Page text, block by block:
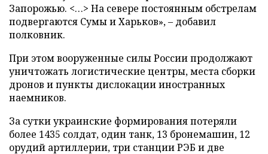
Запорожью. <…> На севере постоянным обстрелам
подвергаются Сумы и Харьков», – добавил
полковник.
При этом вооруженные силы России продолжают
уничтожать логистические центры, места сборки
дронов и пункты дислокации иностранных
наемников.
За сутки украинские формирования потеряли
более 1435 солдат, один танк, 13 бронемашин, 12
орудий артиллерии, три станции РЭБ и две